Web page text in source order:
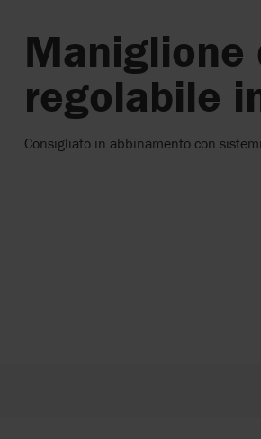
Maniglione
regolabile
Consigliato in abbinamento con